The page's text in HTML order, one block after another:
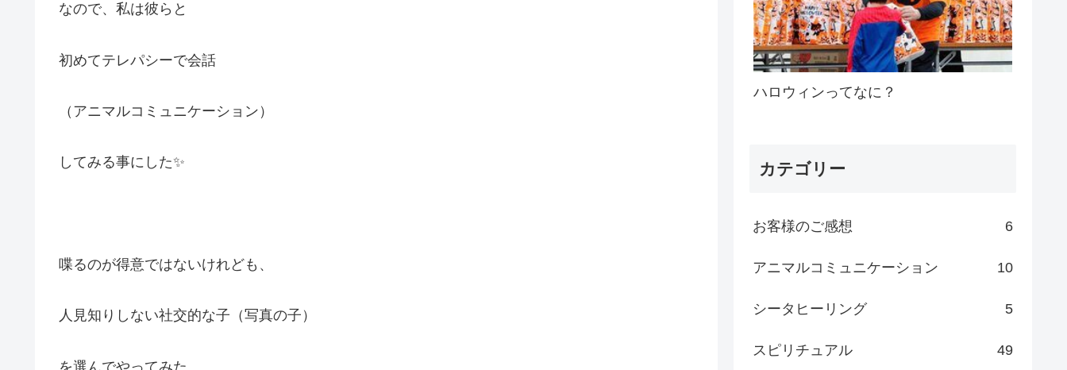
なので、私は彼らと
初めてテレパシーで会話
（アニマルコミュニケーション）
してみる事にした✨
喋るのが得意ではないけれども、
人見知りしない社交的な子（写真の子）
を選んでやってみた。
ハロウィンってなに？
カテゴリー
お客様のご感想 6
アニマルコミュニケーション 10
シータヒーリング 5
スピリチュアル 49